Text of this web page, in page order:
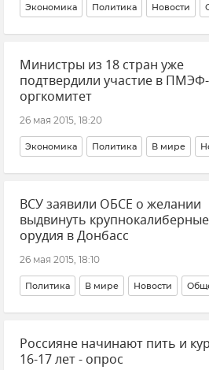
Экономика Политика Новости
Министры из 18 стран уже
подтвердили участие в
оргкомитет
26 мая 2015, 18:20
Экономика Политика В мире
ПМЭФ-2015
ВСУ заявили ОБСЕ о желании
выдвинуть крупнокалиберные
орудия в Донбасс
26 мая 2015, 18:10
Политика В мире Новости
События в Донбассе
Россияне начинают пить и
16-17 лет - опрос